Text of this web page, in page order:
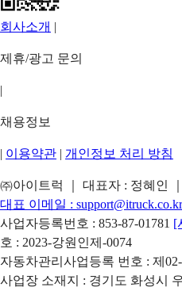
회사소개 |
제휴/광고 문의
|
채용정보
| 이용약관 | 개인정보 처리 방침
㈜아이트럭 ｜ 대표자 : 정혜인
대표 이메일 : support@itruck.co.kr
사업자등록번호 : 853-87-01781 [
호 : 2023-강원인제-0074
자동차관리사업등록 번호 : 제
사업장 소재지 : 경기도 화성시